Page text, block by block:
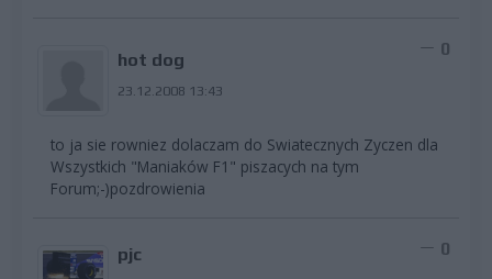
hot dog
23.12.2008 13:43
0
to ja sie rowniez dolaczam do Swiatecznych Zyczen dla
Wszystkich "Maniaków F1" piszacych na tym
Forum;-)pozdrowienia
pjc 0